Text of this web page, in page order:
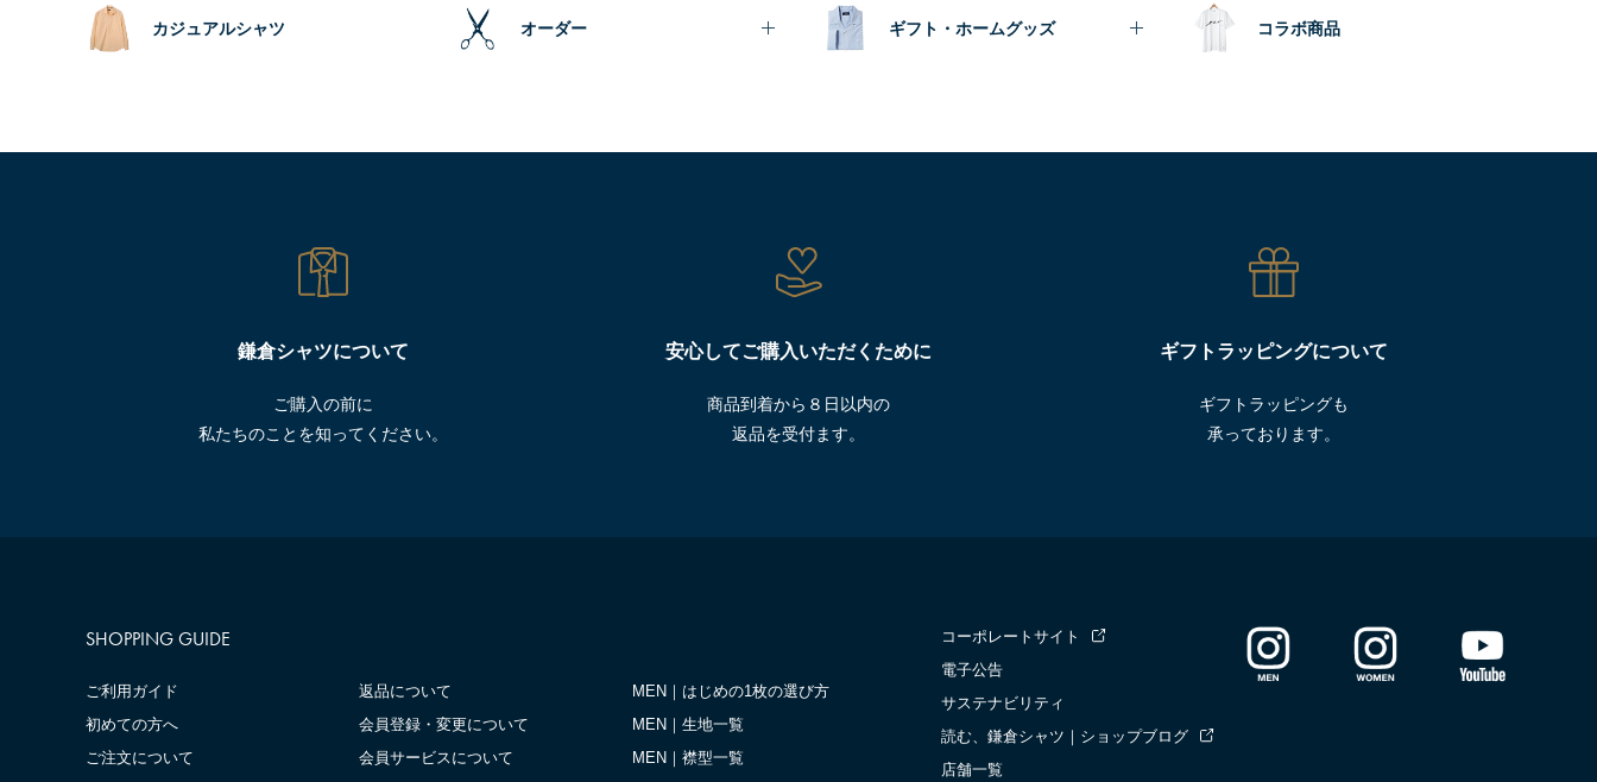
カジュアルシャツ オーダー ギフト・ホームグッズ コラボ商品
鎌倉シャツについて
ご購入の前に
私たちのことを知ってください。
安心してご購入いただくために
商品到着から８日以内の
返品を受付ます。
ギフトラッピングについて
ギフトラッピングも
承っております。
SHOPPING GUIDE
ご利用ガイド
初めての方へ
ご注文について
返品について
会員登録・変更について
会員サービスについて
MEN｜はじめの1枚の選び方
MEN｜生地一覧
MEN｜襟型一覧
コーポレートサイト
電子公告
サステナビリティ
読む、鎌倉シャツ｜ショップブログ
店舗一覧